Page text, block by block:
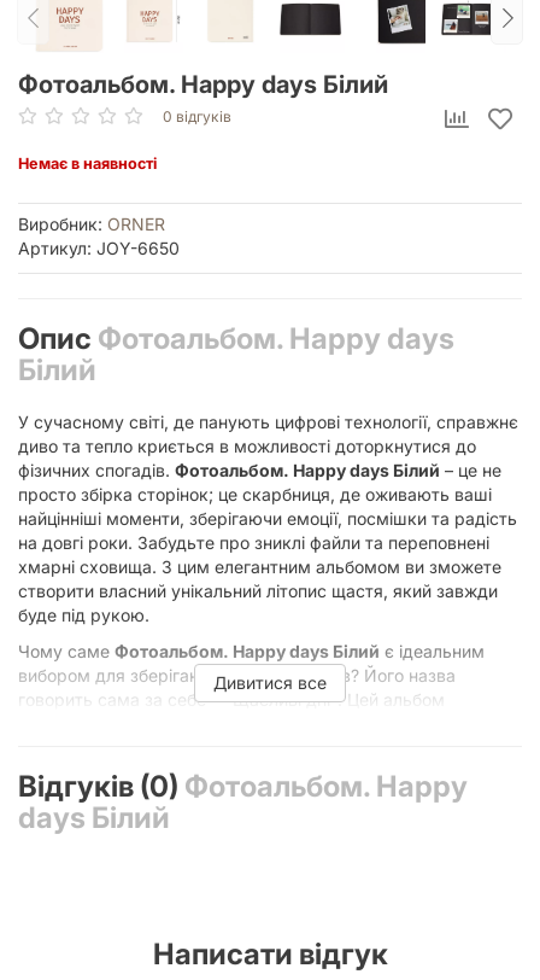
Фотоальбом. Happy days Білий
0 відгуків
Немає в наявності
Виробник: ORNER
Артикул: JOY-6650
Опис Фотоальбом. Happy days
Білий
У сучасному світі, де панують цифрові технології, справжнє
диво та тепло криється в можливості доторкнутися до
фізичних спогадів. Фотоальбом. Happy days Білий – це не
просто збірка сторінок; це скарбниця, де оживають ваші
найцінніші моменти, зберігаючи емоції, посмішки та радість
на довгі роки. Забудьте про зниклі файли та переповнені
хмарні сховища. З цим елегантним альбомом ви зможете
створити власний унікальний літопис щастя, який завжди
буде під рукою.
Чому саме Фотоальбом. Happy days Білий є ідеальним
вибором для зберігання ваших спогадів? Його назва
говорить сама за себе – "Щасливі дні". Цей альбом
символізує чистоту, нові починання та безмежний простір
для вашої творчості. Він легко впишеться в будь-який
інтер'єр, додаючи нотку елегантності та витонченості. Білий
Якість, що Витримує Випробування
Дивитися все
Відгуків (0) Фотоальбом. Happy
days Білий
Написати відгук